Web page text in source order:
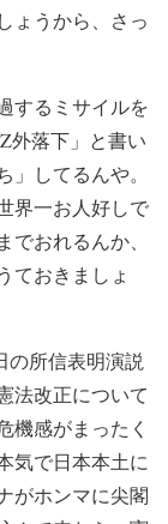
ょうから、さっ
するミサイルを
外落下」と書い
してるんや。
界一お人好しで
おれるんか、
ておきましょ
所信表明演説
法改正について
機感がまったく
気で日本本土に
がホンマに尖閣